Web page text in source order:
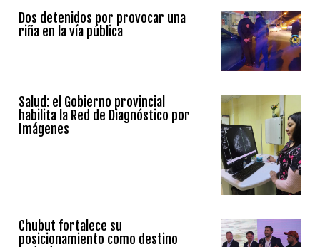
Dos detenidos por provocar una
riña en la vía pública
Salud: el Gobierno provincial
habilita la Red de Diagnóstico por
Imágenes
Chubut fortalece su
posicionamiento como destino